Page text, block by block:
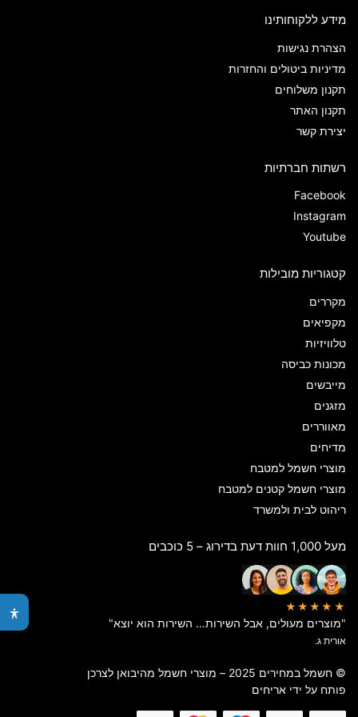
מידע ללקוחותינו
הצהרת נגישות
מדיניות ביטולים והחזרות
תקנון משלוחים
תקנון האתר
יצירת קשר
רשתות חברתיות
Facebook
Instagram
Youtube
קטגוריות מובילות
מקררים
מקפיאים
טלוויזיות
מכונות כביסה
מייבשים
מזגנים
מאווררים
מדיחים
מוצרי חשמל למטבח
מוצרי חשמל קטנים למטבח
ריהוט לבית ולמשרד
מעל 1,000 חוות דעת בדירוג – 5 כוכבים
★★★★★
"מוצרים מעולים, אבל השירות… השירות הוא יוצא"
אורית ג.
© חשמל במחירים 2025 – מוצרי חשמל מהיבואן לצרכן
פותח על ידי אריחים